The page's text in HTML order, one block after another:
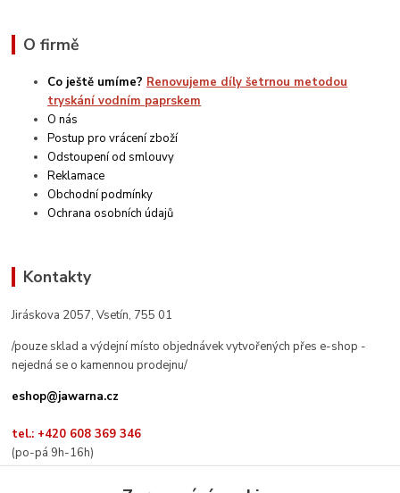
O firmě
Co ještě umíme? Renovujeme díly šetrnou metodou
tryskání vodním paprskem
O nás
Postup pro vrácení zboží
Odstoupení od smlouvy
Reklamace
Obchodní podmínky
Ochrana osobních údajů
Kontakty
Jiráskova 2057, Vsetín, 755 01
/pouze sklad a výdejní místo objednávek vytvořených přes e-shop -
nejedná se o kamennou prodejnu/
eshop@jawarna.cz
tel.: +420 608 369 346
(po-pá 9h-16h)